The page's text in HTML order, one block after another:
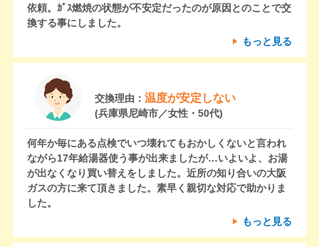
依頼。ｶﾞｽ燃焼の状態が不安定だったのが原因とのことで交
換する事にしました。
もっと見る
交換理由： 温度が安定しない
(兵庫県尼崎市／女性・50代)
何年か毎にある点検でいつ壊れてもおかしくないと言われ
ながら17年給湯器使う事が出来ましたが…いよいよ、お湯
が出なくなり買い替えをしました。近所の知り合いの大阪
ガスの方に来て頂きました。素早く親切な対応で助かりま
した。
もっと見る